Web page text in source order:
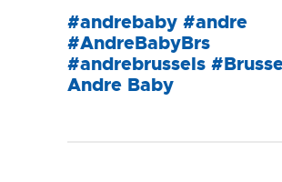
#andrebaby #andre
#AndreBabyBrs
#andrebrussels
Andre Baby